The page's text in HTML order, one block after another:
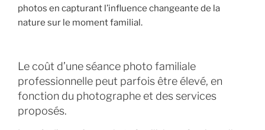
photos en capturant l’influence changeante de la
nature sur le moment familial.
Le coût d’une séance photo familiale
professionnelle peut parfois être élevé, en
fonction du photographe et des services
proposés.